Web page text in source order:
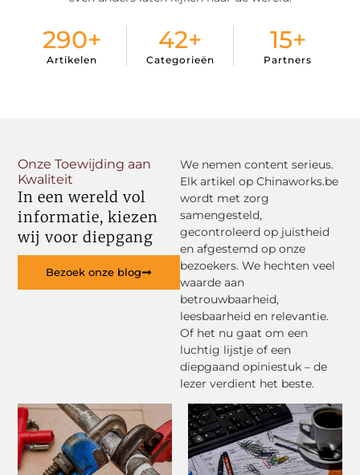
Artikelen
290+
Categorieën
42+
Partners
15+
Onze Toewijding aan
Kwaliteit
In een wereld vol
informatie, kiezen
wij voor diepgang
Bezoek onze blog
We nemen content serieus.
Elk artikel op Chinaworks.be
wordt met zorg
samengesteld,
gecontroleerd op juistheid
en afgestemd op onze
bezoekers. We hechten veel
waarde aan
betrouwbaarheid,
leesbaarheid en relevantie.
Of het nu gaat om een
luchtig lijstje of een
diepgaand opiniestuk – de
lezer verdient het beste.